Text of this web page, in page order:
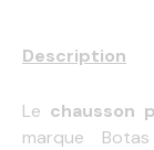
Description
Le chausson
marque